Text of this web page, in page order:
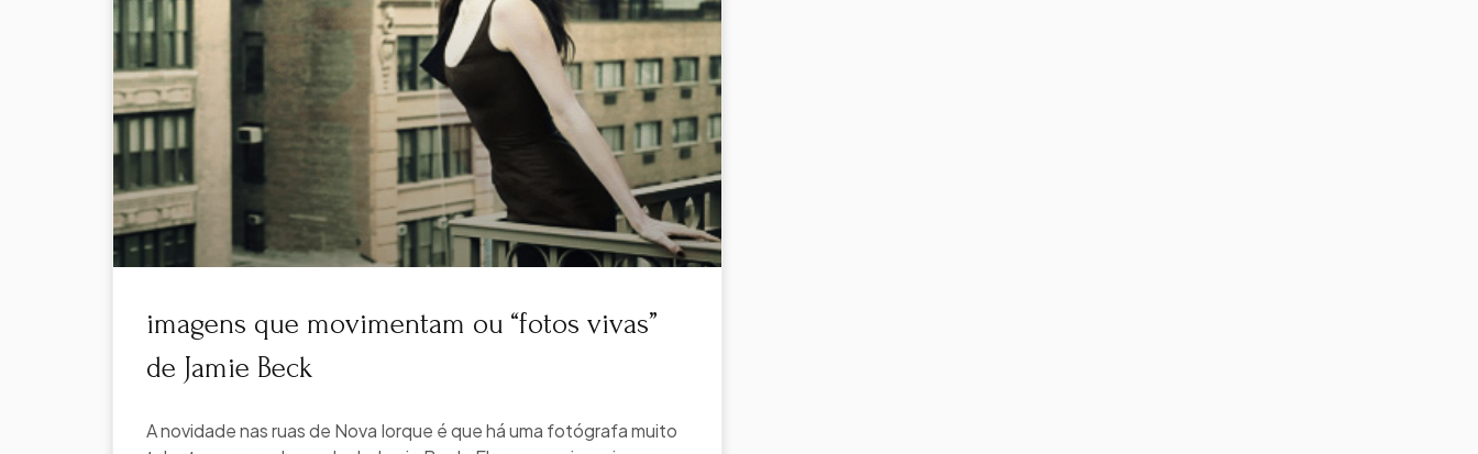
imagens que movimentam ou “fotos vivas”
de Jamie Beck
A novidade nas ruas de Nova Iorque é que há uma fotógrafa muito